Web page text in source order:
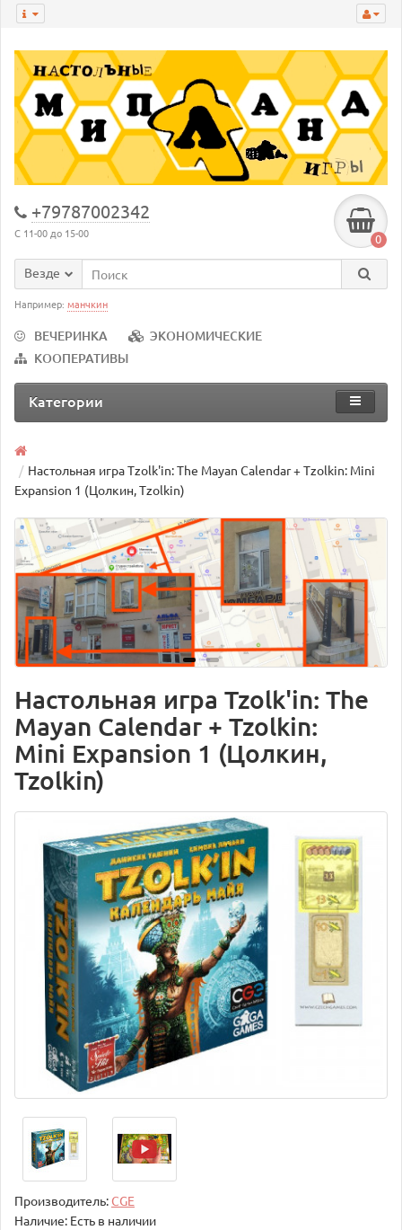
+79787002342
С 11-00 до 15-00 0
Везде
Например: манчкин
ВЕЧЕРИНКА
ЭКОНОМИЧЕСКИЕ
КООПЕРАТИВЫ
Категории
Настольная игра Tzolk'in: The Mayan Calendar + Tzolkin: Mini
Expansion 1 (Цолкин, Tzolkin)
Настольная игра Tzolk'in: The
Mayan Calendar + Tzolkin:
Mini Expansion 1 (Цолкин,
Tzolkin)
Производитель: CGE
Наличие: Есть в наличии